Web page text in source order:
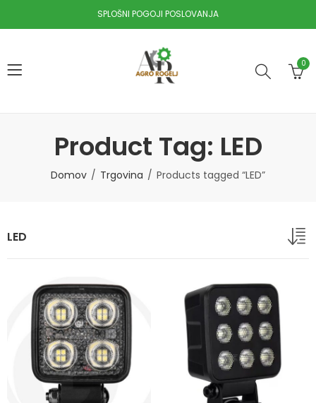
SPLOŠNI POGOJI POSLOVANJA
0
Product Tag: LED
Domov Trgovina Products tagged “LED”
LED